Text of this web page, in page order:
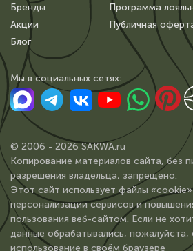
Бренды
Акции
Блог
Программа
Публичная
Мы в сoциальных сетях:
© 2006 - 2026 SAKWA.ru
Копирование материалов сайта, без
разрешения владельца, запрещено.
Этот сайт использует файлы
персонализации сервисов и
пользования веб-сайтом. Если не
данные обрабатывались, пожалуйста,
использование в своём браузере